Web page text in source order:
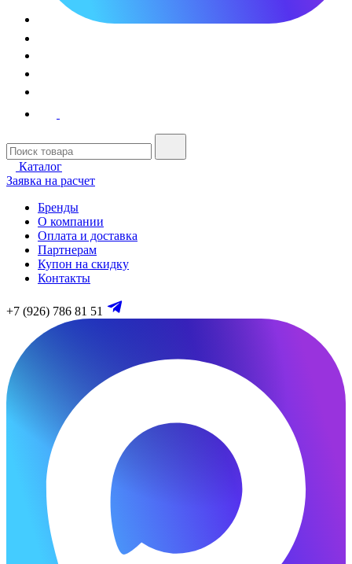
Каталог
Заявка на расчет
Бренды
О компании
Оплата и доставка
Партнерам
Купон на скидку
Контакты
+7 (926) 786 81 51